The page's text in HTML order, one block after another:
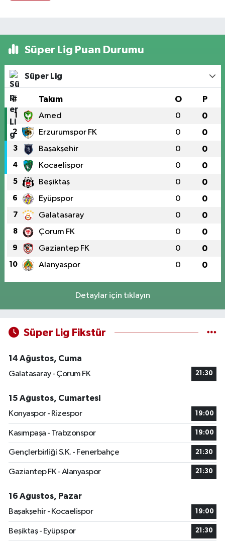
Süper Lig Puan Durumu
Süper Lig
# Takım O P
1 Amed 0 0
2 Erzurumspor FK 0 0
3 Başakşehir 0 0
4 Kocaelispor 0 0
5 Beşiktaş 0 0
6 Eyüpspor 0 0
7 Galatasaray 0 0
8 Çorum FK 0 0
9 Gaziantep FK 0 0
10 Alanyaspor 0 0
Detaylar için tıklayın
Süper Lig Fikstür
14 Ağustos, Cuma
Galatasaray - Çorum FK
21:30
15 Ağustos, Cumartesi
Konyaspor - Rizespor
19:00
Kasımpaşa - Trabzonspor 19:00
Gençlerbirliği S.K. - Fenerbahçe 21:30
Gaziantep FK - Alanyaspor 21:30
16 Ağustos, Pazar
Başakşehir - Kocaelispor
19:00
Beşiktaş - Eyüpspor 21:30